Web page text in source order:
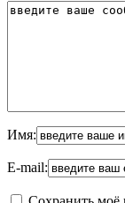
Имя:
E-mail: